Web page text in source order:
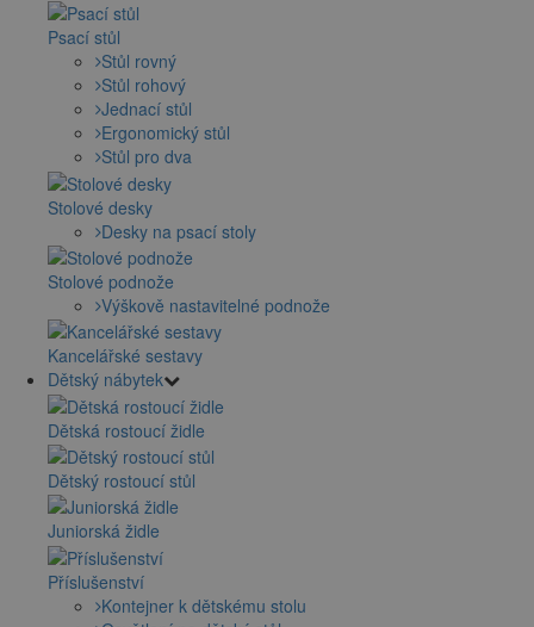
Psací stůl
Stůl rovný
Stůl rohový
Jednací stůl
Ergonomický stůl
Stůl pro dva
Stolové desky
Desky na psací stoly
Stolové podnože
Výškově nastavitelné podnože
Kancelářské sestavy
Dětský nábytek
Dětská rostoucí židle
Dětský rostoucí stůl
Juniorská židle
Příslušenství
Kontejner k dětskému stolu